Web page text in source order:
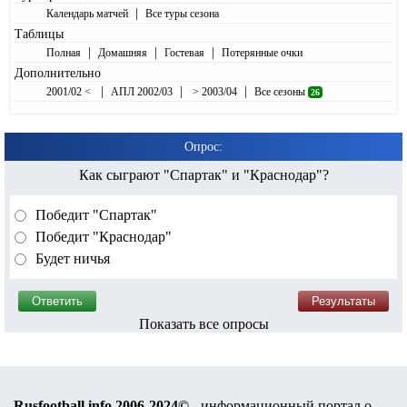
Календарь матчей | Все туры сезона
Таблицы
Полная | Домашняя | Гостевая | Потерянные очки
Дополнительно
2001/02 < | АПЛ 2002/03 | > 2003/04 | Все сезоны 26
Опрос:
Как сыграют "Спартак" и "Краснодар"?
Победит "Спартак"
Победит "Краснодар"
Будет ничья
Показать все опросы